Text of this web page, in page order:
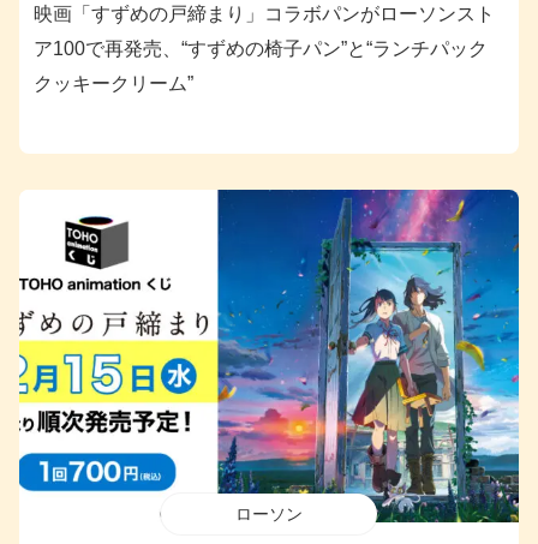
映画「すずめの戸締まり」コラボパンがローソンスト
ア100で再発売、“すずめの椅子パン”と“ランチパック
クッキークリーム”
ローソン